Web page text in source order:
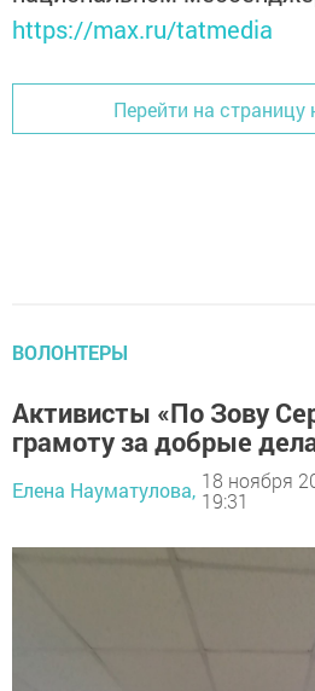
https://max.ru/tatmedia
Перейти на страницу
ВОЛОНТЕРЫ
Активисты «По Зову
грамоту за добрые
Елена Науматулова, 18 ноября
19:31